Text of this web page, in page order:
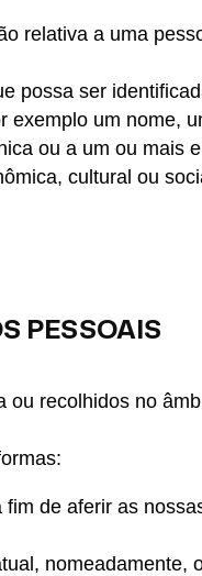
relativa a uma
possa ser
um nome,
ou a um ou mais
cultural ou
PESSOAIS
recolhidos no
de aferir as
nomeadamente,